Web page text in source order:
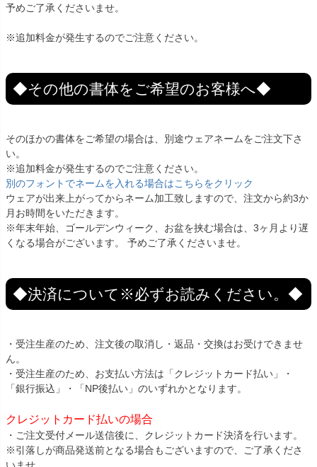
予めご了承くださいませ。
※追加料金が発生するのでご注意ください。
◆その他の書体をご希望のお客様へ◆
そのほかの書体をご希望の場合は、別途ウェアネームをご注文下さ
い。
※追加料金が発生するのでご注意ください。
別のフォントでネームを入れる場合はこちらをクリック
ウェアが出来上がってからネーム加工致しますので、注文から約3か
月お時間をいただきます。
※年末年始、ゴールデンウィーク、お盆を挟む場合は、3ヶ月より遅
くなる場合がございます。 予めご了承くださいませ。
◆決済について※必ずお読みください。◆
・受注生産のため、注文後の取消し・返品・交換はお受けできませ
ん。
・受注生産のため、お支払い方法は「クレジットカード払い」・
「銀行振込」・「NP後払い」のいずれかとなります。
クレジットカード払いの場合
・ご注文受付メール送信後に、クレジットカード決済を行います。
※引落しが商品発送前となる場合もございますので、ご了承くださ